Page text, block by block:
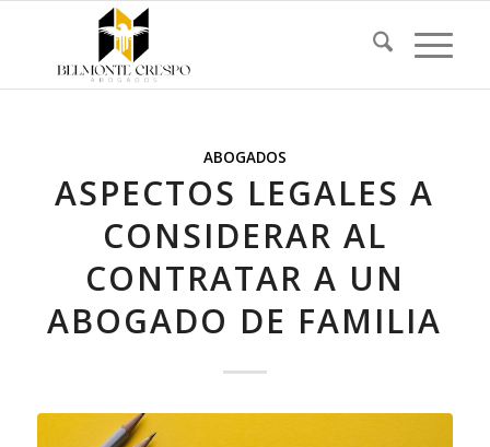
ABOGADOS
ASPECTOS LEGALES A
CONSIDERAR AL
CONTRATAR A UN
ABOGADO DE FAMILIA